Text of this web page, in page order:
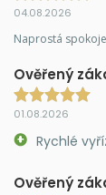
04.08.2026
Naprostá
Ověřený
01.08.2026
Rychlé
Ověřený